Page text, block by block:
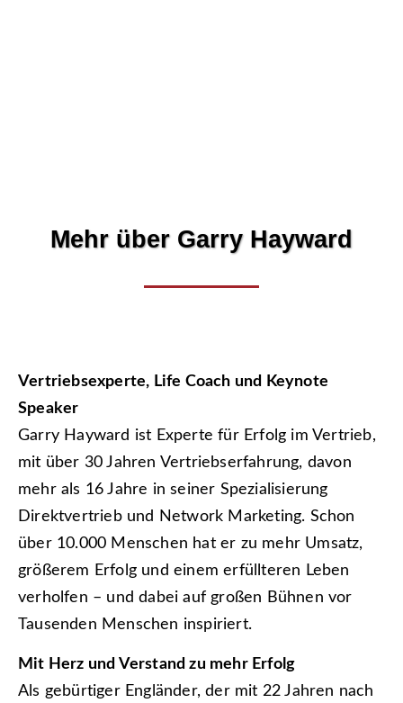
Mehr über Garry Hayward
Vertriebsexperte, Life Coach und Keynote
Speaker
Garry Hayward ist Experte für Erfolg im Vertrieb,
mit über 30 Jahren Vertriebserfahrung, davon
mehr als 16 Jahre in seiner Spezialisierung
Direktvertrieb und Network Marketing. Schon
über 10.000 Menschen hat er zu mehr Umsatz,
größerem Erfolg und einem erfüllteren Leben
verholfen – und dabei auf großen Bühnen vor
Tausenden Menschen inspiriert.
Mit Herz und Verstand zu mehr Erfolg
Als gebürtiger Engländer, der mit 22 Jahren nach